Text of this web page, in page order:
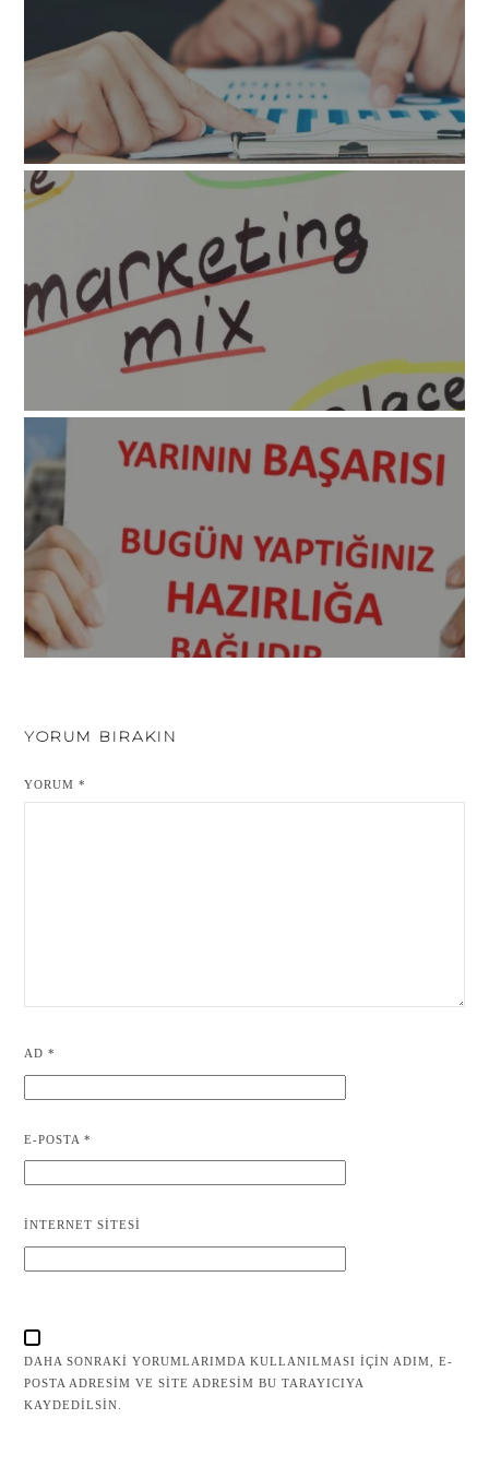
YORUM BIRAKIN
YORUM*
AD*
E-POSTA*
İNTERNET SITESI
DAHA SONRAKI YORUMLARIMDA KULLANILMASI IÇIN ADIM, E-
POSTA ADRESIM VE SITE ADRESIM BU TARAYICIYA
KAYDEDILSIN.